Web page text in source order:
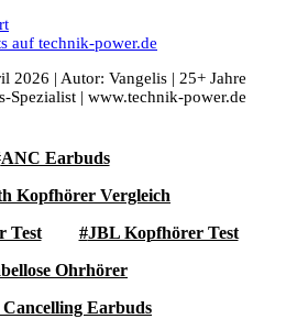
auf technik-power.de
2026 | Autor: Vangelis | 25+ Jahre
Spezialist | www.technik-power.de
ANC Earbuds
Kopfhörer Vergleich
Test
JBL Kopfhörer Test
Ohrhörer
Cancelling Earbuds